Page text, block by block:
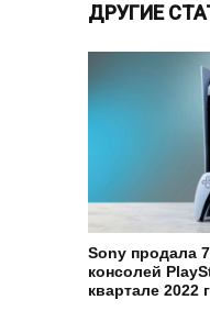
ДРУГИЕ
Sony продала
консолей
квартале 2022